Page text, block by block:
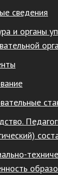
сведения
и органы